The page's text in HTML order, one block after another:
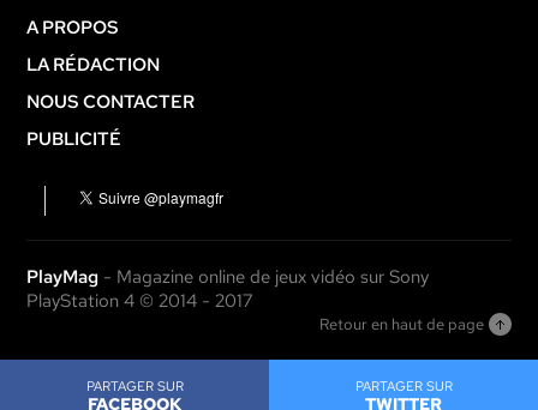
PARTAGER SUR
FACEBOOK
PARTAGER SUR
TWITTER
A PROPOS
LA RÉDACTION
NOUS CONTACTER
PUBLICITÉ
PlayMag - Magazine online de jeux vidéo sur Sony
PlayStation 4 © 2014 - 2017
Retour en haut de page